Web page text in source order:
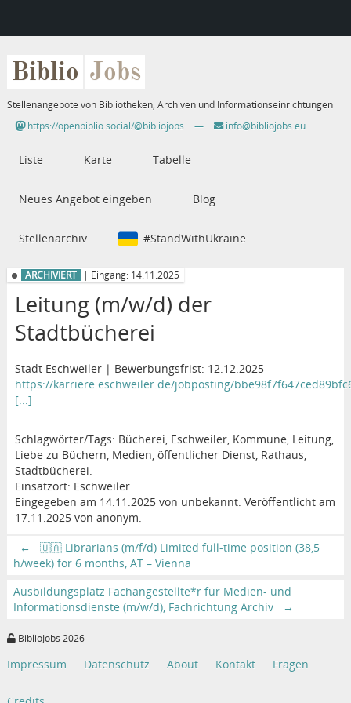
Biblio Jobs
Stellenangebote von Bibliotheken, Archiven und Informationseinrichtungen
https://openbiblio.social/@bibliojobs
— info@bibliojobs.eu
Liste Karte Tabelle
Neues Angebot eingeben Blog
Stellenarchiv #StandWithUkraine
ARCHIVIERT | Eingang: 14.11.2025
Leitung (m/w/d) der
Stadtbücherei
Stadt Eschweiler | Bewerbungsfrist: 12.12.2025
https://karriere.eschweiler.de/jobposting/
[...]
Schlagwörter/Tags: Bücherei, Eschweiler, Kommune, Leitung,
Liebe zu Büchern, Medien, öffentlicher Dienst, Rathaus,
Stadtbücherei.
Einsatzort: Eschweiler
Eingegeben am 14.11.2025 von unbekannt. Veröffentlicht am
17.11.2025 von anonym.
←
🇺🇦 Librarians (m/f/d) Limited full-time position (38,5
h/week) for 6 months, AT – Vienna
Ausbildungsplatz Fachangestellte*r für Medien- und
Informationsdienste (m/w/d), Fachrichtung Archiv
→
BiblioJobs 2026
Impressum Datenschutz About Kontakt Fragen